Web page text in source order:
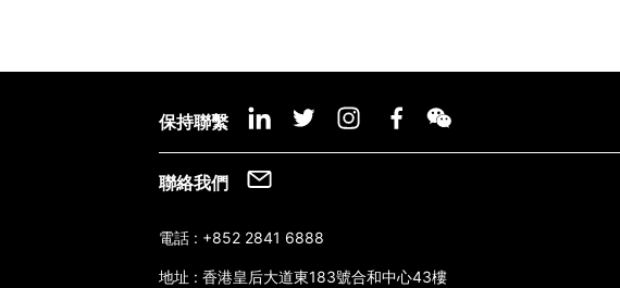
保持聯繫
聯絡我們
電話 : +852 2841 6888
地址 :香港皇后大道東183號合和中心43樓